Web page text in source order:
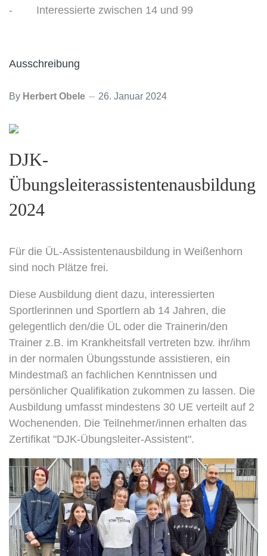
- Interessierte zwischen 14 und 99
Ausschreibung
By Herbert Obele 26. Januar 2024
DJK-
Übungsleiterassistentenausbildung
2024
Für die ÜL-Assistentenausbildung in Weißenhorn
sind noch Plätze frei.
Diese Ausbildung dient dazu, interessierten
Sportlerinnen und Sportlern ab 14 Jahren, die
gelegentlich den/die ÜL oder die Trainerin/den
Trainer z.B. im Krankheitsfall vertreten bzw. ihr/ihm
in der normalen Übungsstunde assistieren, ein
Mindestmaß an fachlichen Kenntnissen und
persönlicher Qualifikation zukommen zu lassen. Die
Ausbildung umfasst mindestens 30 UE verteilt auf 2
Wochenenden. Die Teilnehmer/innen erhalten das
Zertifikat "DJK-Übungsleiter-Assistent".